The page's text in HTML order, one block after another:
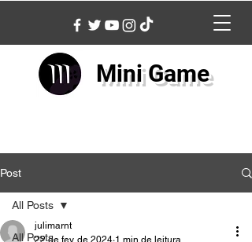
Mini Game
Post
All Posts
All Posts
julimarnt
22 de fev. de 2024 1 min de leitura